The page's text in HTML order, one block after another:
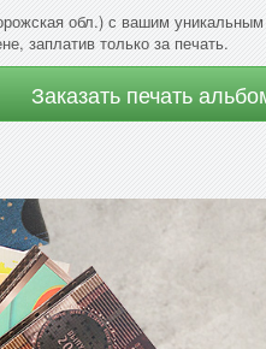
обл.) с вашим уникальным
заплатив только за печать.
Заказать печать